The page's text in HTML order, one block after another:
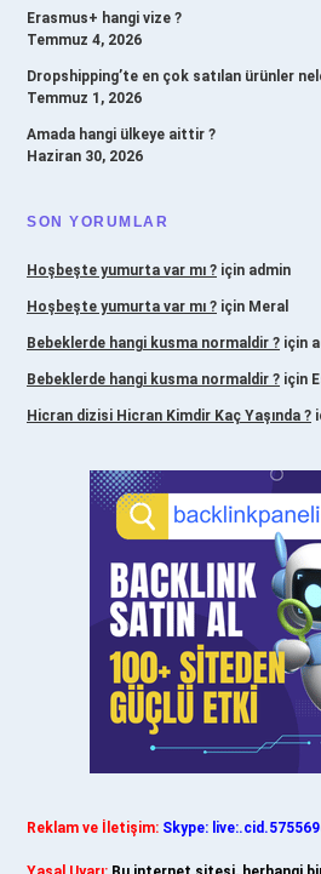
Erasmus+ hangi vize ?
Temmuz 4, 2026
Dropshipping’te en çok satılan ürünler
Temmuz 1, 2026
Amada hangi ülkeye aittir ?
Haziran 30, 2026
SON YORUMLAR
Hoşbeşte yumurta var mı ? için admin
Hoşbeşte yumurta var mı ? için Meral
Bebeklerde hangi kusma normaldir ? için
Bebeklerde hangi kusma normaldir ? için
Hicran dizisi Hicran Kimdir Kaç Yaşında ?
Reklam ve İletişim: Skype: